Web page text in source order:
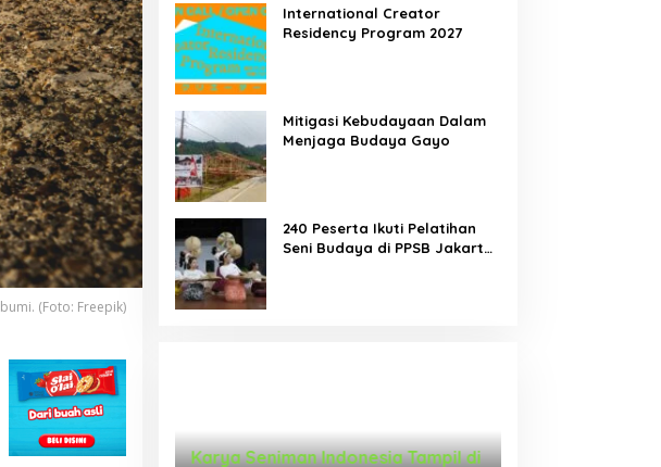
(Foto: Freepik)
International Creator
Residency Program 2027
Mitigasi Kebudayaan Dalam
Menjaga Budaya Gayo
240 Peserta Ikuti Pelatihan
Seni Budaya di PPSB Jakarta
WARUNG
Karya Seniman Indonesia Tampil di